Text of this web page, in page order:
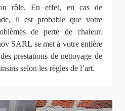
rôle. En effet, en cas de
il est probable que votre
de perte de chaleur.
SARL se met à votre entière
prestations de nettoyage de
selon les règles de l’art.